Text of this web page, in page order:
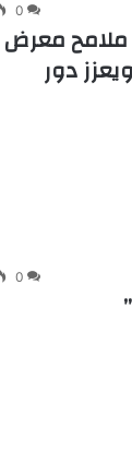
0
معرض
دور
0